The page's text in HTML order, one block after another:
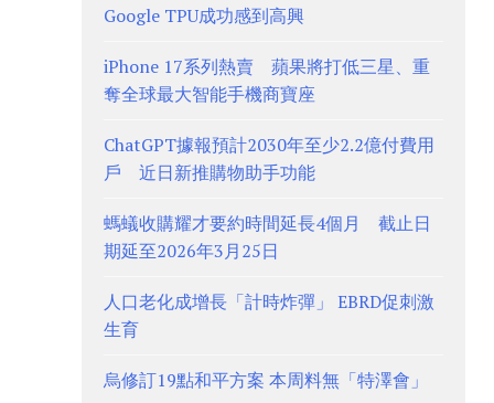
Google TPU成功感到高興
iPhone 17系列熱賣 蘋果將打低三星、重
奪全球最大智能手機商寶座
ChatGPT據報預計2030年至少2.2億付費用
戶 近日新推購物助手功能
螞蟻收購耀才要約時間延長4個月 截止日
期延至2026年3月25日
人口老化成增長「計時炸彈」 EBRD促刺激
生育
烏修訂19點和平方案 本周料無「特澤會」